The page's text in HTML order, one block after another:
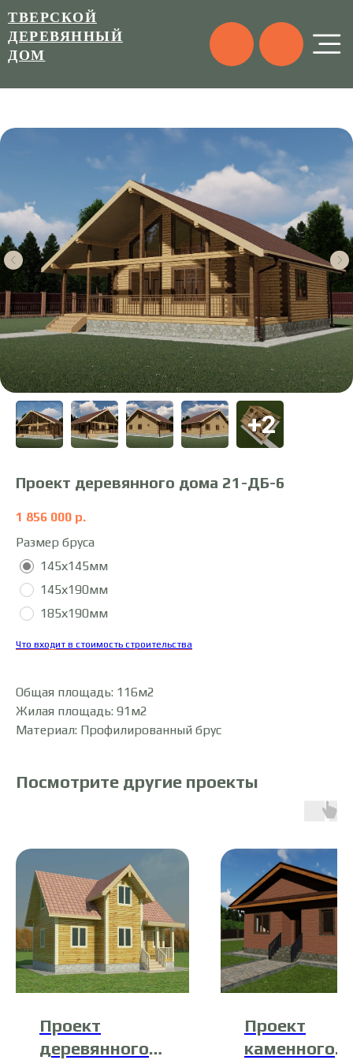
ТВЕРСКОЙ
ДЕРЕВЯННЫЙ
ДОМ
Проект деревянного дома 21-ДБ-6
1 856 000 р.
Размер бруса
145х145мм
145х190мм
185х190мм
Что входит в стоимость строительства
Общая площадь: 116м2
Жилая площадь: 91м2
Материал: Профилированный брус
Посмотрите другие проекты
Проект
деревянного
Проект
каменного